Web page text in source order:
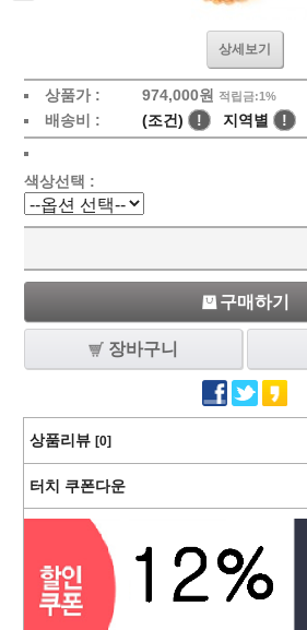
상세보기
상품가 : 974,000원 적립금:1%
배송비 : (조건) ! 지역별 !
색상선택 :
구매하기
장바구니
상품리뷰 [0]
터치 쿠폰다운